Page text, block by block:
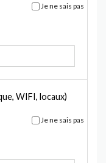
Je ne sais pas
WIFI, locaux)
Je ne sais pas